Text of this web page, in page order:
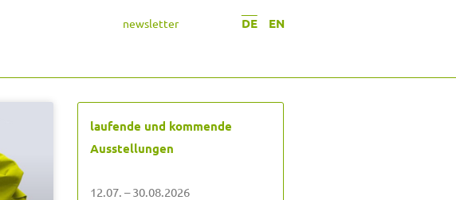
newsletter DE EN
laufende und kommende
Ausstellungen
12.07. – 30.08.2026